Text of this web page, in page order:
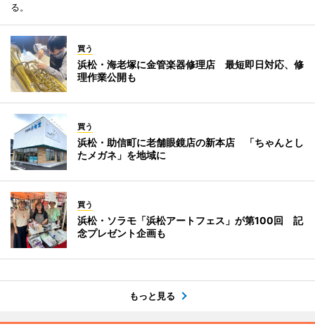
る。
買う
浜松・海老塚に金管楽器修理店 最短即日対応、修
理作業公開も
買う
浜松・助信町に老舗眼鏡店の新本店 「ちゃんとし
たメガネ」を地域に
買う
浜松・ソラモ「浜松アートフェス」が第100回 記
念プレゼント企画も
もっと見る